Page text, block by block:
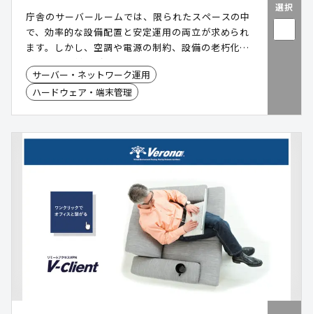
庁舎のサーバールームでは、限られたスペースの中
で、効率的な設備配置と安定運用の両立が求められ
ます。しかし、空調や電源の制約、設備の老朽化な
どにより、対応が難しいケースも少なくありませ
ん。シュナイダーエレクトリック社のサーバールー
ムソリューションは、ラック配置・空調・電源冗長
は、沖縄県石垣市の導入事例をもとに、限られた庁
内スペースでも効率的なサーバールームを構築する
ためのポイントをご紹介します。
サーバー・ネットワーク運用
ハードウェア・端末管理
選択